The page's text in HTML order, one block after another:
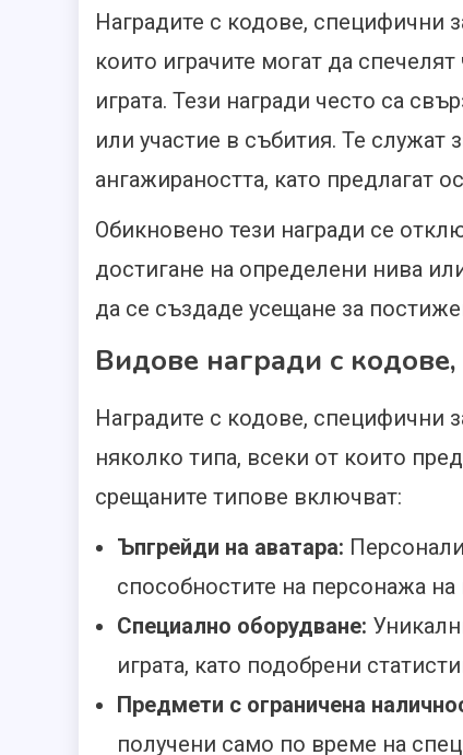
Наградите с кодове, специфични
които играчите могат да
играта. Тези награди често са
или участие в събития. Те служат
ангажираността, като предлагат
Обикновено тези награди се
достигане на определени нива
да се създаде усещане за
Видове награди с
Наградите с кодове, специфични
няколко типа, всеки от които
срещаните типове включват:
Ъпгрейди на аватара:
способностите на персонажа на
Специално оборудване:
играта, като подобрени
Предмети с ограничена
получени само по време на